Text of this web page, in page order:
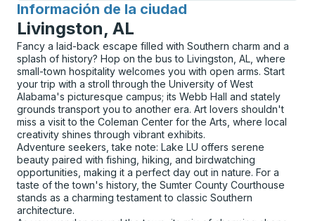
Información de la ciudad
para
Livingston, AL
Fancy a laid-back escape filled with Southern charm and a
splash of history? Hop on the bus to Livingston, AL, where
small-town hospitality welcomes you with open arms. Start
your trip with a stroll through the University of West
Alabama's picturesque campus; its Webb Hall and stately
grounds transport you to another era. Art lovers shouldn't
miss a visit to the Coleman Center for the Arts, where local
creativity shines through vibrant exhibits.
Adventure seekers, take note: Lake LU offers serene
beauty paired with fishing, hiking, and birdwatching
opportunities, making it a perfect day out in nature. For a
taste of the town's history, the Sumter County Courthouse
stands as a charming testament to classic Southern
architecture.